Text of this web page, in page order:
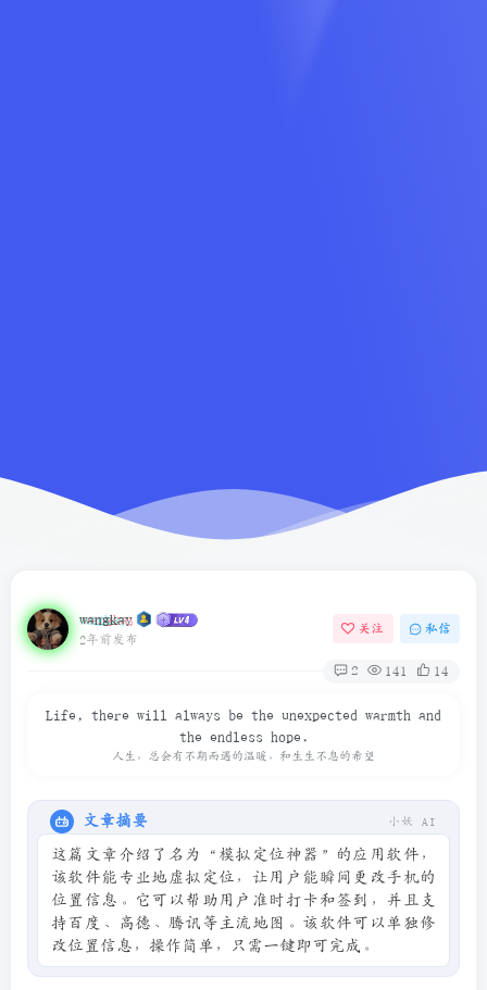
wangkay
2年前发布
关注 私信
2 141 14
Life, there will always be the unexpected warmth and
the endless hope.
人生，总会有不期而遇的温暖，和生生不息的希望
文章摘要 小妖 AI
这篇文章介绍了名为“模拟定位神器”的应用软件，
该软件能专业地虚拟定位，让用户能瞬间更改手机的
位置信息。它可以帮助用户准时打卡和签到，并且支
持百度、高德、腾讯等主流地图。该软件可以单独修
改位置信息，操作简单，只需一键即可完成。